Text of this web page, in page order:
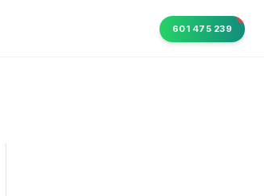
601 475 239